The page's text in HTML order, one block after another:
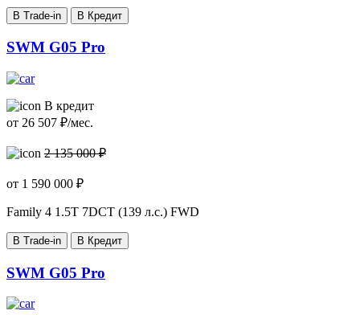
В Trade-in В Кредит
SWM G05 Pro
В кредит
от 26 507 ₽/мес.
2 135 000 ₽
от 1 590 000 ₽
Family 4 1.5T 7DCT (139 л.с.) FWD
В Trade-in В Кредит
SWM G05 Pro